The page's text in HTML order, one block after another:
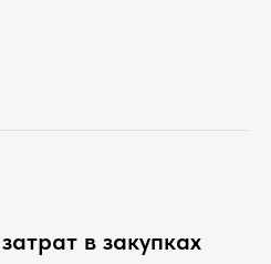
в закупках